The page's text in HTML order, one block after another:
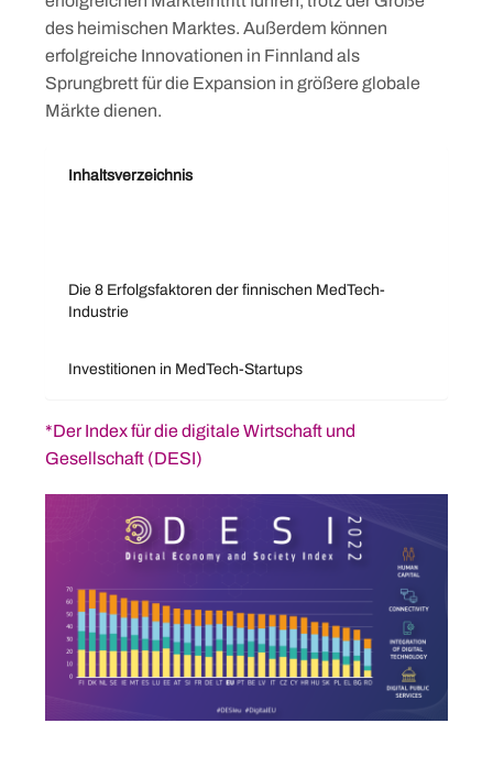
des heimischen Marktes. Außerdem können
erfolgreiche Innovationen in Finnland als
Sprungbrett für die Expansion in größere globale
Märkte dienen.
Inhaltsverzeichnis
Die 8 Erfolgsfaktoren der finnischen MedTech-
Industrie
Investitionen in MedTech-Startups
*Der Index für die digitale Wirtschaft und
Gesellschaft (DESI)